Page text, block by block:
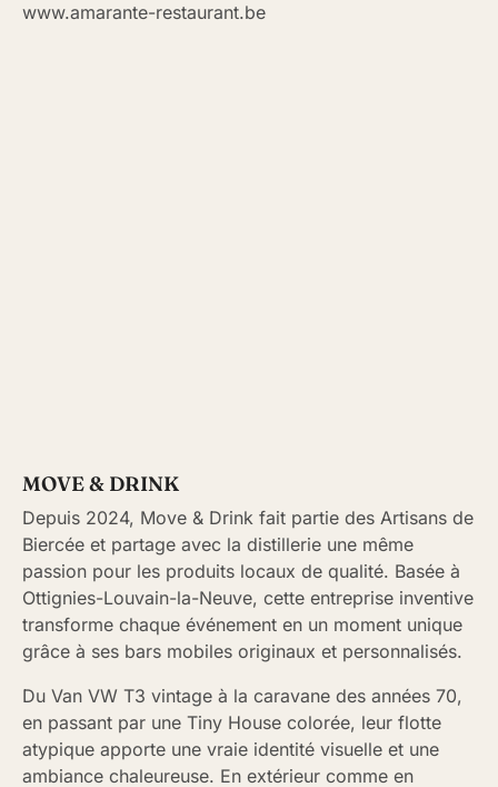
www.amarante-restaurant.be
MOVE & DRINK
Depuis 2024, Move & Drink fait partie des Artisans de
Biercée et partage avec la distillerie une même
passion pour les produits locaux de qualité. Basée à
Ottignies-Louvain-la-Neuve, cette entreprise inventive
transforme chaque événement en un moment unique
grâce à ses bars mobiles originaux et personnalisés.
Du Van VW T3 vintage à la caravane des années 70,
en passant par une Tiny House colorée, leur flotte
atypique apporte une vraie identité visuelle et une
ambiance chaleureuse. En extérieur comme en